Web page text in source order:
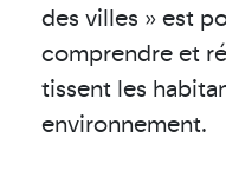
des villes » est
comprendre et
tissent les
environnement.